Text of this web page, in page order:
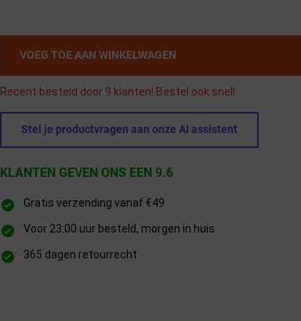
VOEG TOE AAN WINKELWAGEN
Recent besteld door 9 klanten! Bestel ook snel!
Stel je productvragen aan onze AI assistent
KLANTEN GEVEN ONS EEN 9.6
Gratis verzending vanaf €49
Voor 23:00 uur besteld, morgen in huis
365 dagen retourrecht